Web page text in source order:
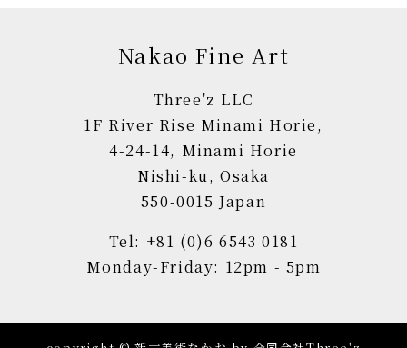
Nakao Fine Art
Three'z LLC
1F River Rise Minami Horie,
4-24-14, Minami Horie
Nishi-ku, Osaka
550-0015 Japan
Tel: +81 (0)6 6543 0181
Monday-Friday: 12pm - 5pm